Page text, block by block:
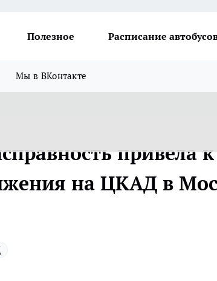
Полезное Расписание
Мы в ВКонтакте
привела к
на ЦКАД в